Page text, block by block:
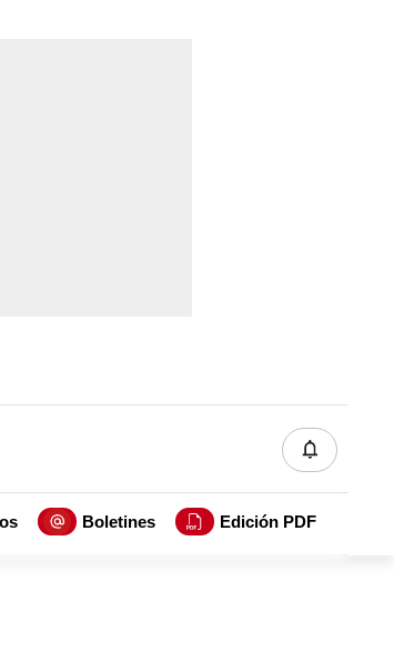
Boletines Edición PDF